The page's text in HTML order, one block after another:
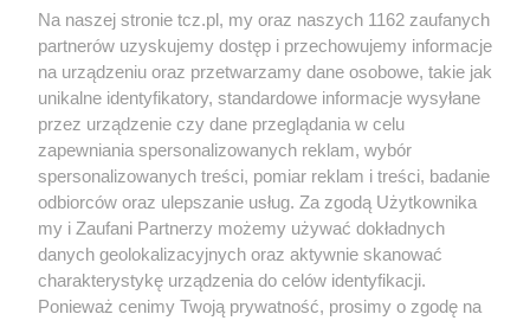
O FIRMIE POLITYKA PRYWATNOŚCI HOSTING
REKLAMA WSPÓŁPRACA RSS FACEBOOK KONTAKT
Nasze serwisy
Aktualności
Tcz24
Muzyka i kultura
Archiwum wydarzeń
Na naszej stronie tcz.pl, my oraz naszych 1162 zaufanych
partnerów uzyskujemy dostęp i przechowujemy informacje
na urządzeniu oraz przetwarzamy dane osobowe, takie jak
unikalne identyfikatory, standardowe informacje wysyłane
przez urządzenie czy dane przeglądania w celu
zapewniania spersonalizowanych reklam, wybór
spersonalizowanych treści, pomiar reklam i treści, badanie
odbiorców oraz ulepszanie usług. Za zgodą Użytkownika
my i Zaufani Partnerzy możemy używać dokładnych
danych geolokalizacyjnych oraz aktywnie skanować
charakterystykę urządzenia do celów identyfikacji.
Ponieważ cenimy Twoją prywatność, prosimy o zgodę na